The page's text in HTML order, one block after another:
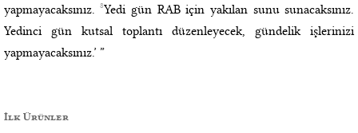
yapmayacaksınız.8Yedi gün RAB için yakılan sunu sunacaksınız.
Yedinci gün kutsal toplantı düzenleyecek, gündelik işlerinizi
yapmayacaksınız.’ ”
İlk Ürünler